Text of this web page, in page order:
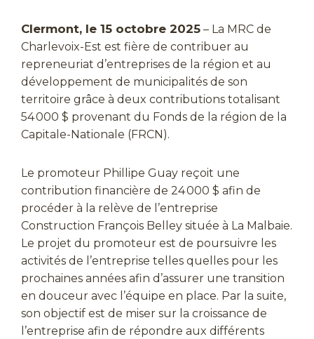
Clermont, le 15 octobre 2025 – La MRC de
Charlevoix-Est est fière de contribuer au
repreneuriat d’entreprises de la région et au
développement de municipalités de son
territoire grâce à deux contributions totalisant
54 000 $ provenant du Fonds de la région de la
Capitale-Nationale (FRCN).
Le promoteur Phillipe Guay reçoit une
contribution financière de 24 000 $ afin de
procéder à la relève de l’entreprise
Construction François Belley située à La Malbaie.
Le projet du promoteur est de poursuivre les
activités de l’entreprise telles quelles pour les
prochaines années afin d’assurer une transition
en douceur avec l’équipe en place. Par la suite,
son objectif est de miser sur la croissance de
l’entreprise afin de répondre aux différents